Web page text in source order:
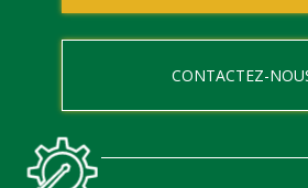
CONTACTEZ-